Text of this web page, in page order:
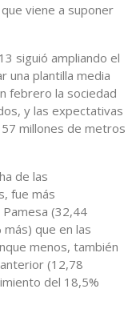
viene a suponer
siguió ampliando el
una plantilla media
febrero la sociedad
y las expectativas
millones de metros
de las
fue más
(32,44
que en las
menos, también
(12,78
del 18,5%